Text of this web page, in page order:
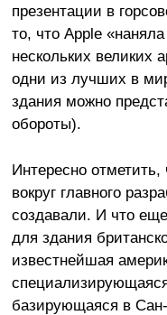
презентации в
то, что Apple
нескольких великих
одни из лучших в
здания можно
обороты).
Интересно отметить,
вокруг главного
создавали. И что
для здания
известнейшая
базирующаяся в